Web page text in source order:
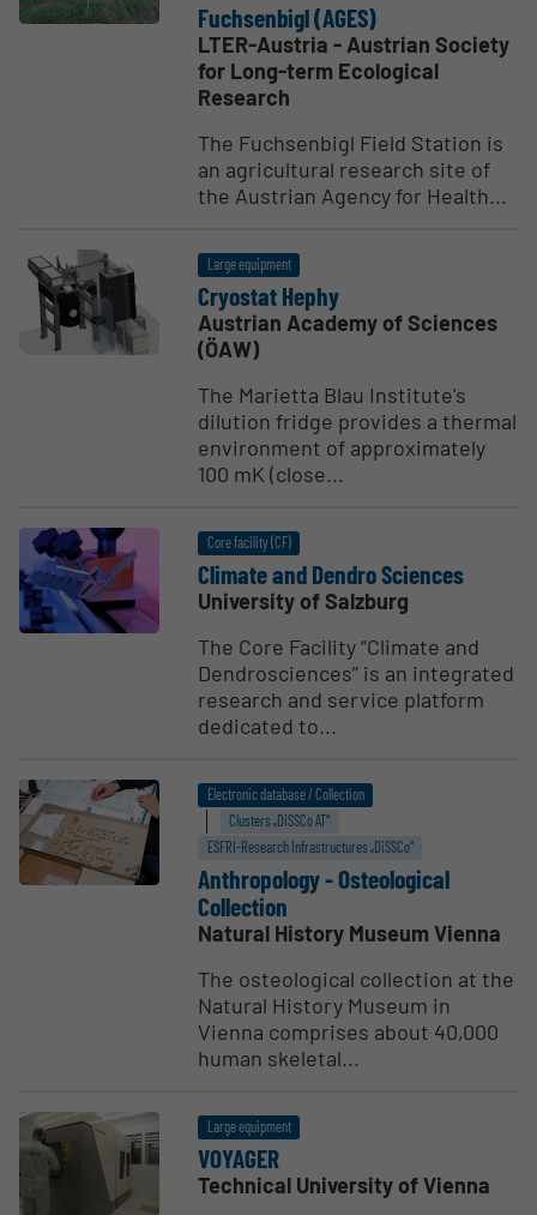
Fuchsenbigl (AGES)
LTER-Austria - Austrian Society
for Long-term Ecological
Research
The Fuchsenbigl Field Station is
an agricultural research site of
the Austrian Agency for Health...
Large equipment
Cryostat Hephy
Austrian Academy of Sciences
(ÖAW)
The Marietta Blau Institute's
dilution fridge provides a thermal
environment of approximately
100 mK (close...
Core facility (CF)
Climate and Dendro Sciences
University of Salzburg
The Core Facility “Climate and
Dendrosciences” is an integrated
research and service platform
dedicated to...
Electronic database / Collection
Clusters „DiSSCo AT“
ESFRI-Research Infrastructures „DiSSCo“
Anthro­pology - Osteo­logical
Collection
Natural History Museum Vienna
The osteological collection at the
Natural History Museum in
Vienna comprises about 40,000
human skeletal...
Large equipment
VOYAGER
Technical University of Vienna